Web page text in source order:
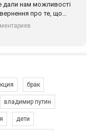
дали нам можливості
про те, що
зустрінеться, ми
цінності рівності та
підрозділи
брак
владимир путин
дети